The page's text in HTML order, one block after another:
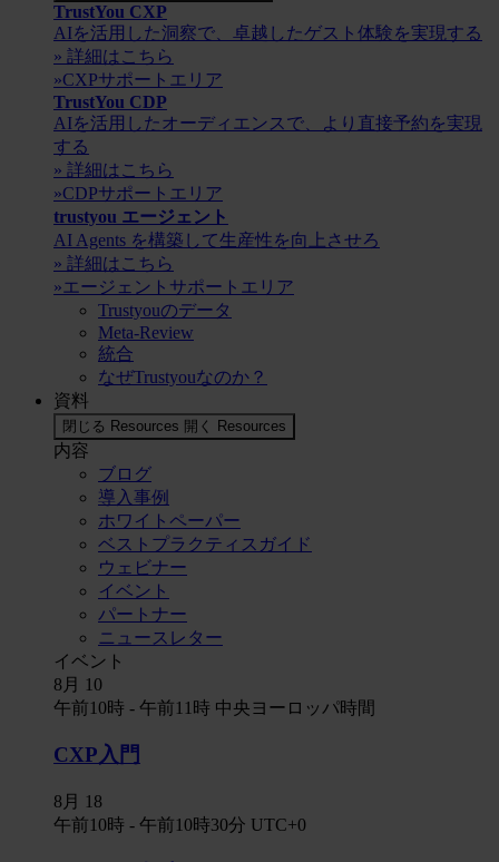
TrustYou CXP
AIを活用した洞察で、卓越したゲスト体験を実現する
» 詳細はこちら
»CXPサポートエリア
TrustYou CDP
AIを活用したオーディエンスで、より直接予約を実現
する
» 詳細はこちら
»CDPサポートエリア
trustyou エージェント
AI Agents を構築して生産性を向上させろ
» 詳細はこちら
»エージェントサポートエリア
Trustyouのデータ
Meta-Review
統合
なぜTrustyouなのか？
資料
閉じる Resources 開く Resources
内容
ブログ
導入事例
ホワイトペーパー
ベストプラクティスガイド
ウェビナー
イベント
パートナー
ニュースレター
イベント
8月
10
午前10時 - 午前11時 中央ヨーロッパ時間
CXP入門
8月
18
午前10時 - 午前10時30分 UTC+0